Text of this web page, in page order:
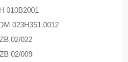
010B2001
023H351.0012
02/022
02/009